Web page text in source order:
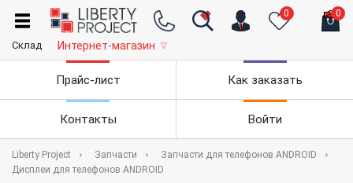
0 0
Склад Интернет-магазин ▽
Прайс-лист Как заказать
Контакты Войти
Liberty Project Запчасти
Запчасти для телефонов ANDROID
Дисплеи для телефонов ANDROID